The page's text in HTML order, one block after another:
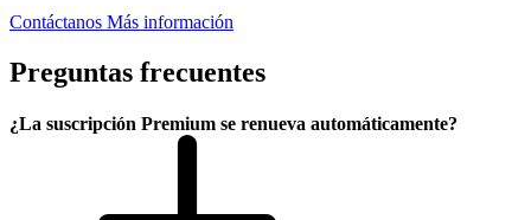
Contáctanos Más información
Preguntas frecuentes
¿La suscripción Premium se renueva automáticamente?